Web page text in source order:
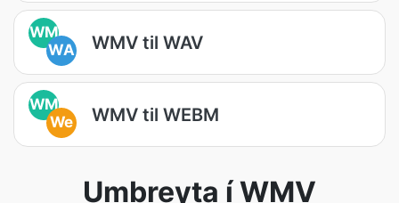
WM
WA
WMV til WAV
WM
We
WMV til WEBM
Umbreyta í WMV